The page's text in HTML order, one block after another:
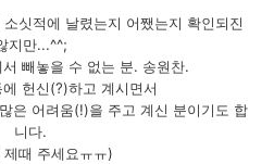
싯적에 날렸는지 어쨌는지 확인되진
지만...^^;
빼놓을 수 없는 분. 송원찬.
헌신(?)하고 계시면서
은 어려움(!)을 주고 계신 분이기도 합
니다.
제때 주세요ㅠㅠ)